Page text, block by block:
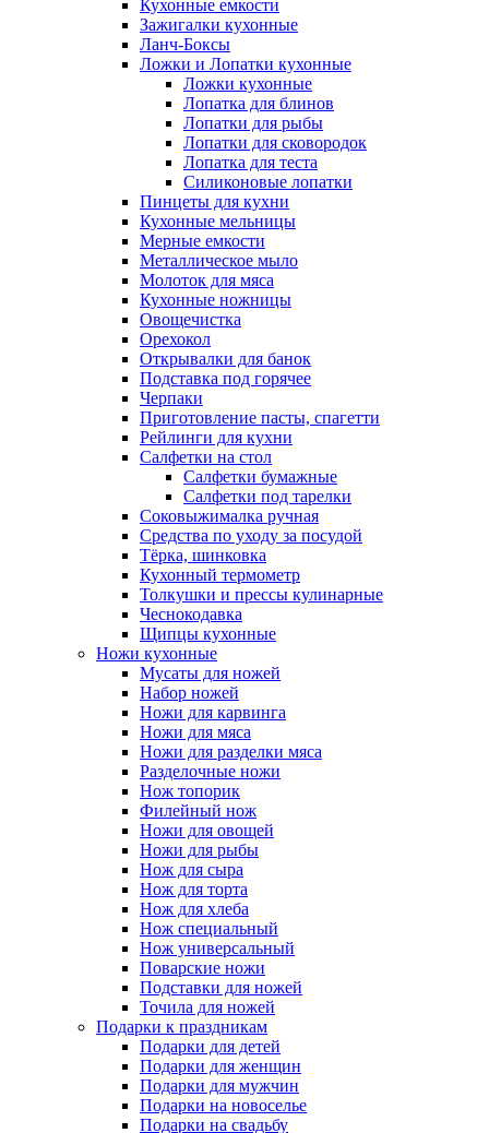
Кухонные емкости
Зажигалки кухонные
Ланч-Боксы
Ложки и Лопатки кухонные
Ложки кухонные
Лопатка для блинов
Лопатки для рыбы
Лопатки для сковородок
Лопатка для теста
Силиконовые лопатки
Пинцеты для кухни
Кухонные мельницы
Мерные емкости
Металлическое мыло
Молоток для мяса
Кухонные ножницы
Овощечистка
Орехокол
Открывалки для банок
Подставка под горячее
Черпаки
Приготовление пасты, спагетти
Рейлинги для кухни
Салфетки на стол
Салфетки бумажные
Салфетки под тарелки
Соковыжималка ручная
Средства по уходу за посудой
Тëрка, шинковка
Кухонный термометр
Толкушки и прессы кулинарные
Чеснокодавка
Щипцы кухонные
Ножи кухонные
Мусаты для ножей
Набор ножей
Ножи для карвинга
Ножи для мяса
Ножи для разделки мяса
Разделочные ножи
Нож топорик
Филейный нож
Ножи для овощей
Ножи для рыбы
Нож для сыра
Нож для торта
Нож для хлеба
Нож специальный
Нож универсальный
Поварские ножи
Подставки для ножей
Точила для ножей
Подарки к праздникам
Подарки для детей
Подарки для женщин
Подарки для мужчин
Подарки на новоселье
Подарки на свадьбу